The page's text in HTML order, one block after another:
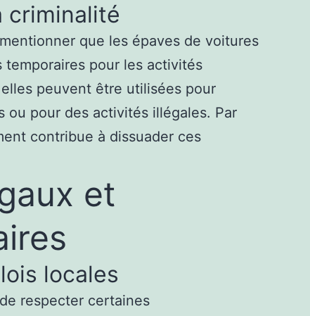
criminalité
que les épaves de voitures
pour les activités
peuvent être utilisées pour
ou pour des activités illégales. Par
contribue à dissuader ces
et
locales
respecter certaines